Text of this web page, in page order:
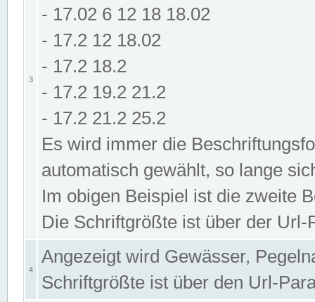
3
- 17.02 6 12 18 18.02
- 17.2 12 18.02
- 17.2 18.2
- 17.2 19.2 21.2
- 17.2 21.2 25.2
Es wird immer die
automatisch gewählt, so lange
Im obigen Beispiel ist die zweite
Die Schriftgrößte ist über der
4
Angezeigt wird Gewässer,
Schriftgrößte ist über den Url-